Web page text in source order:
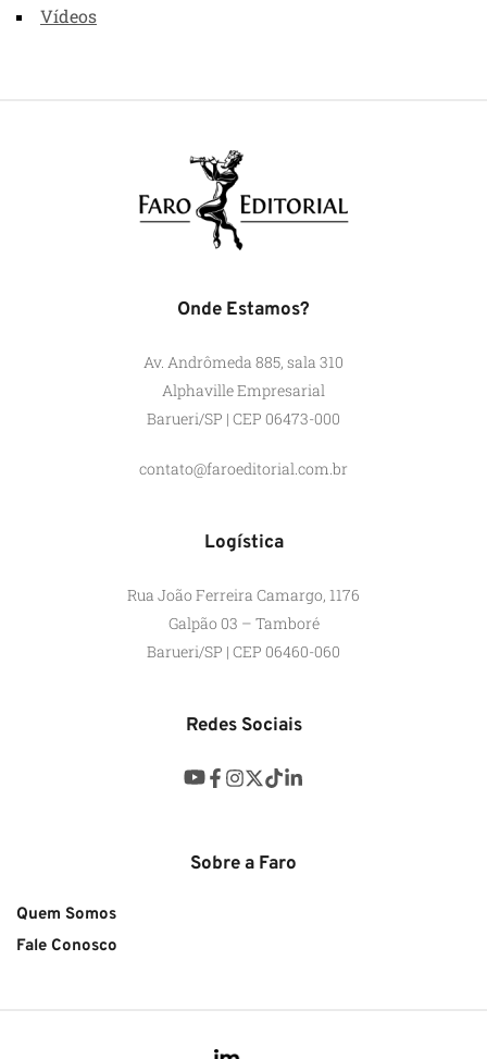
Vídeos
Onde Estamos?
Av. Andrômeda 885, sala 310
Alphaville Empresarial
Barueri/SP | CEP 06473-000
contato@faroeditorial.com.br
Logística
Rua João Ferreira Camargo, 1176
Galpão 03 – Tamboré
Barueri/SP | CEP 06460-060
Redes Sociais
Sobre a Faro
Quem Somos
Fale Conosco